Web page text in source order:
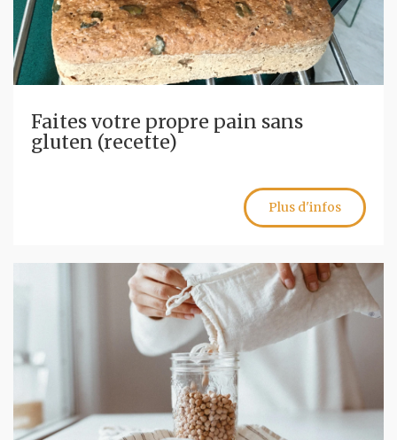
Faites votre propre pain sans
gluten (recette)
Plus d'infos